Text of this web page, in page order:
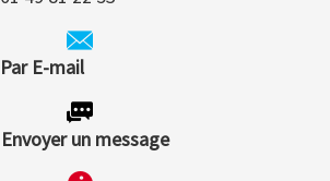
Par E-mail
Envoyer un message